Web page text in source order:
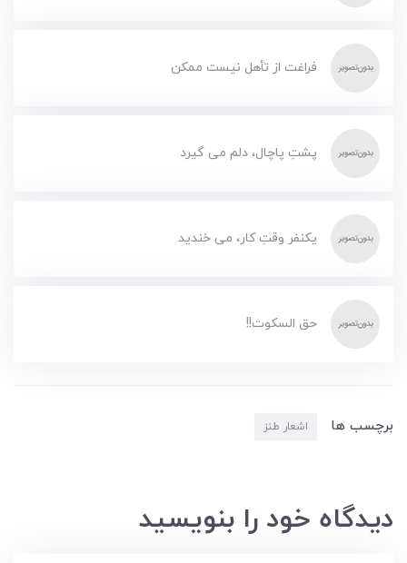
فراغت از تأهل نیست ممکن
پشتِ پاچال، دلم می گیرد
یکنفر وقتِ کار، می خندید
حق السکوت!!
برچسب ها اشعار طنز
دیدگاه خود را بنویسید